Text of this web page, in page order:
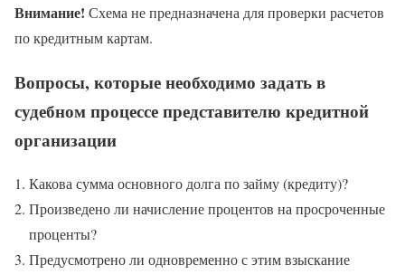
Внимание! Схема не предназначена для проверки расчетов
по кредитным картам.
Вопросы, которые необходимо задать в
судебном процессе представителю кредитной
организации
Какова сумма основного долга по займу (кредиту)?
Произведено ли начисление процентов на просроченные
проценты?
Предусмотрено ли одновременно с этим взыскание